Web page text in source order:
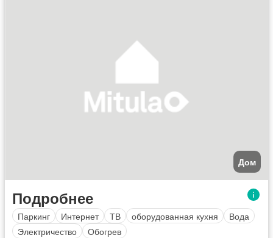
Дом
Подробнее
Паркинг Интернет ТВ оборудованная кухня
Вода
Электричество
Обогрев